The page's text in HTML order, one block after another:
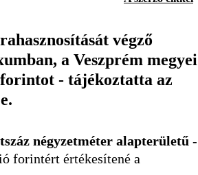
végző
a Veszprém megyei
- tájékoztatta az
négyzetméter alapterületű -
forintért értékesítené a